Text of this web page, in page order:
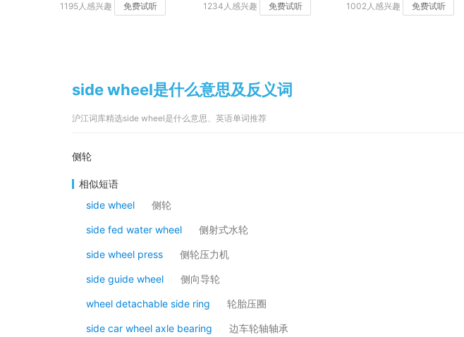
1195人感兴趣 免费试听 1234人感兴趣 免费试听 1002人感兴趣 免费试听
side wheel是什么意思及反义词
沪江词库精选side wheel是什么意思、英语单词推荐
侧轮
相似短语
side wheel
侧轮
side fed water wheel 侧射式水轮
side wheel press 侧轮压力机
side guide wheel 侧向导轮
wheel detachable side ring 轮胎压圈
side car wheel axle bearing 边车轮轴轴承